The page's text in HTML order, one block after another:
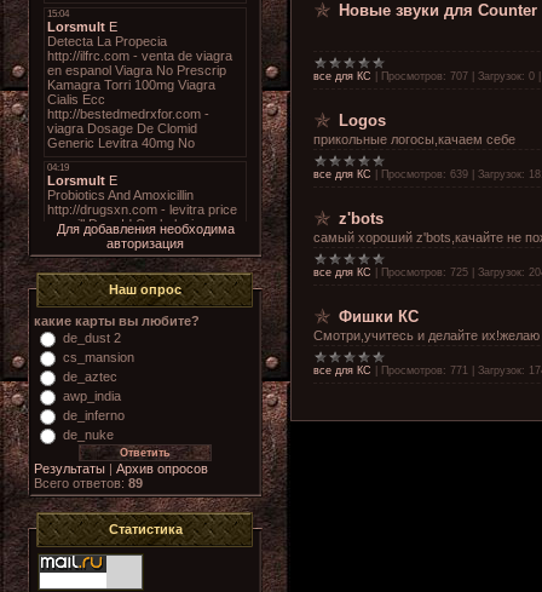
Для добавления необходима
авторизация
Наш опрос
какие карты вы любите?
de_dust 2
cs_mansion
de_aztec
awp_india
de_inferno
de_nuke
Результаты | Архив опросов
Всего ответов: 89
Статистика
Новые звуки для Counter
все для КС Просмотров: 707 Загрузок: 0
Logos
прикольные логосы,качаем себе
все для КС Просмотров: 639 Загрузок:
z'bots
самый хороший z'bots,качайте не
все для КС Просмотров: 725 Загрузок:
Фишки КС
Смотри,учитесь и делайте их!желаю
все для КС Просмотров: 771 Загрузок: